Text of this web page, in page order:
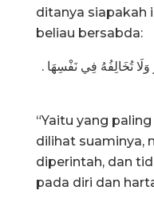
ditanya siapakah
beliau bersabda:
. الَّتِي تسُرُّهُ إِذَا نَظَرَ وَتُطِيعُهُ إِذَا أَمَرَ وَلَا تُخَالِفُهُ فِي نَفْسِهَا
“Yaitu yang
dilihat suaminya,
diperintah, dan
pada diri dan